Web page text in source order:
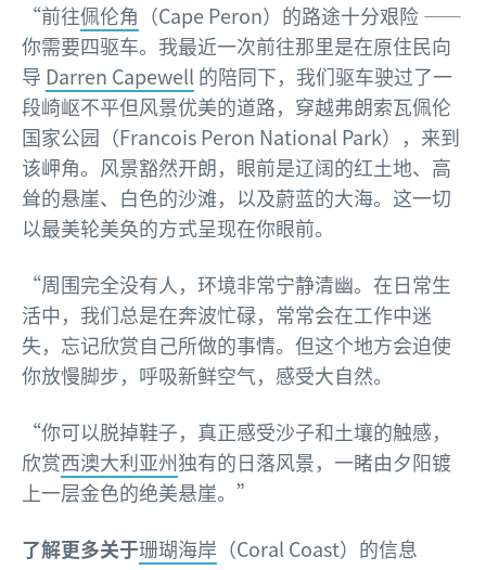
“前往佩伦角 （Cape Peron）的路途十分艰险 ——
你需要四驱车。我最近一次前往那里是在原住民向
导 Darren Capewell 的陪同下，我们驱车驶过了一
段崎岖不平但风景优美的道路，穿越弗朗索瓦佩伦
国家公园（Francois Peron National Park），来到
该岬角。风景豁然开朗，眼前是辽阔的红土地、高
耸的悬崖、白色的沙滩，以及蔚蓝的大海。这一切
以最美轮美奂的方式呈现在你眼前。
“周围完全没有人，环境非常宁静清幽。在日常生
活中，我们总是在奔波忙碌，常常会在工作中迷
失，忘记欣赏自己所做的事情。但这个地方会迫使
你放慢脚步，呼吸新鲜空气，感受大自然。
“你可以脱掉鞋子，真正感受沙子和土壤的触感，
欣赏西澳大利亚州独有的日落风景，一睹由夕阳镀
上一层金色的绝美悬崖。”
了解更多关于珊瑚海岸 （Coral Coast）的信息